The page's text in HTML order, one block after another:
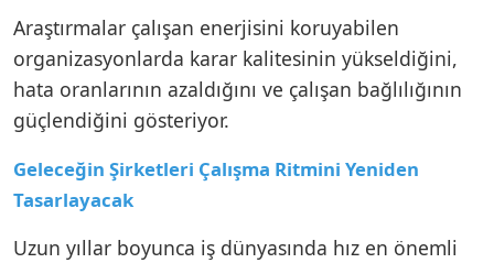
Araştırmalar çalışan enerjisini koruyabilen
organizasyonlarda karar kalitesinin yükseldiğini,
hata oranlarının azaldığını ve çalışan bağlılığının
güçlendiğini gösteriyor.
Geleceğin Şirketleri Çalışma Ritmini Yeniden
Tasarlayacak
Uzun yıllar boyunca iş dünyasında hız en önemli